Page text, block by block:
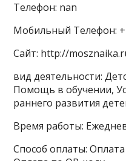
Телефон: nan
Мобильный Телефон:
Сайт: http://
вид деятельности:
Помощь в обучении,
раннего развития
Время работы:
Способ оплаты: